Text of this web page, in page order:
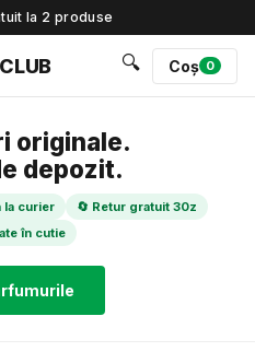
la 2 produse
🔍 Coș 0
originale.
depozit.
la curier
🔄 Retur gratuit 30z
în cutie